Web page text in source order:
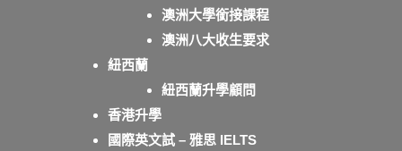
澳洲大學銜接課程
澳洲八大收生要求
紐西蘭
紐西蘭升學顧問
香港升學
國際英文試 – 雅思 IELTS